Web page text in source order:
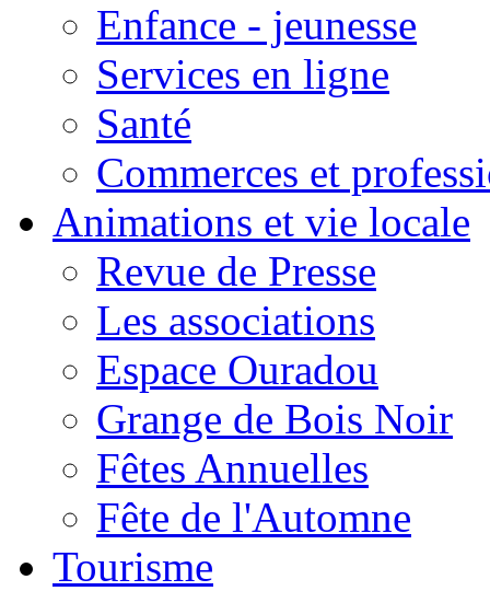
Enfance - jeunesse
Services en ligne
Santé
Commerces et
Animations et vie locale
Revue de Presse
Les associations
Espace Ouradou
Grange de Bois Noir
Fêtes Annuelles
Fête de l'Automne
Tourisme